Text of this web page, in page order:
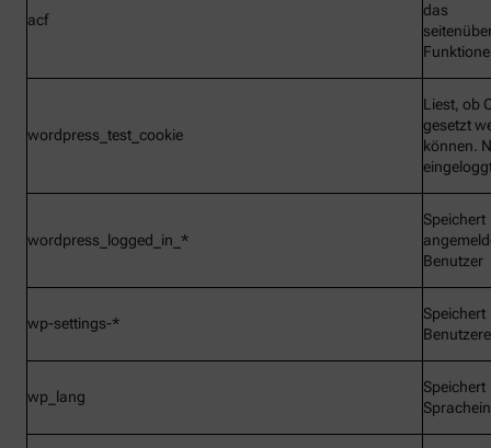
acf
das
wordpress_test_cookie
Liest, ob
gesetzt
können.
wordpress_logged_in_*
Speichert
Benutzer
wp-settings-*
Speichert
wp_lang
Speichert